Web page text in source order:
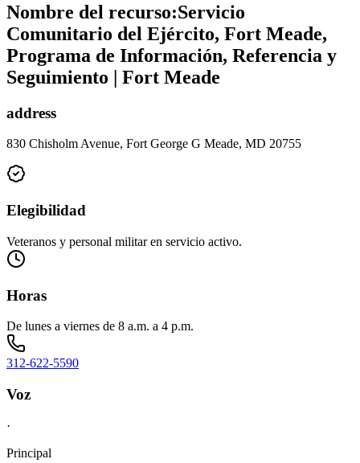
Nombre del recurso:Servicio
Comunitario del Ejército, Fort Meade,
Programa de Información, Referencia y
Seguimiento | Fort Meade
address
830 Chisholm Avenue, Fort George G Meade, MD 20755
Elegibilidad
Veteranos y personal militar en servicio activo.
Horas
De lunes a viernes de 8 a.m. a 4 p.m.
312-622-5590
Voz
·
Principal